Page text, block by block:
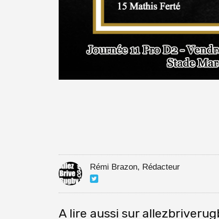
Rémi Brazon, Rédacteur
A lire aussi sur